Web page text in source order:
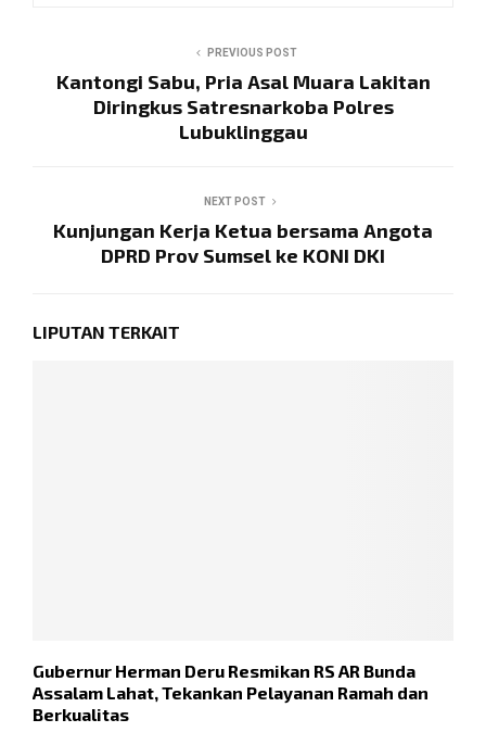
PREVIOUS POST
Kantongi Sabu, Pria Asal Muara Lakitan
Diringkus Satresnarkoba Polres
Lubuklinggau
NEXT POST
Kunjungan Kerja Ketua bersama Angota
DPRD Prov Sumsel ke KONI DKI
LIPUTAN TERKAIT
Gubernur Herman Deru Resmikan RS AR Bunda
Assalam Lahat, Tekankan Pelayanan Ramah dan
Berkualitas